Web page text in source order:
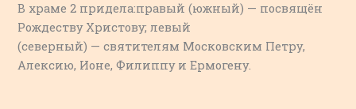
В храме 2 придела:правый (южный) — посвящён
Рождеству Христову; левый
(северный) — святителям Московским Петру,
Алексию, Ионе, Филиппу и Ермогену.